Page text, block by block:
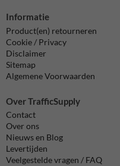
Informatie
Product(en) retourneren
Cookie / Privacy
Disclaimer
Sitemap
Algemene Voorwaarden
Over TrafficSupply
Contact
Over ons
Nieuws en Blog
Levertijden
Veelgestelde vragen / FAQ